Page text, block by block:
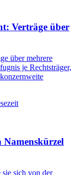
Verträge über
über mehrere
je Rechtsträger,
Namenskürzel
sie sich von der